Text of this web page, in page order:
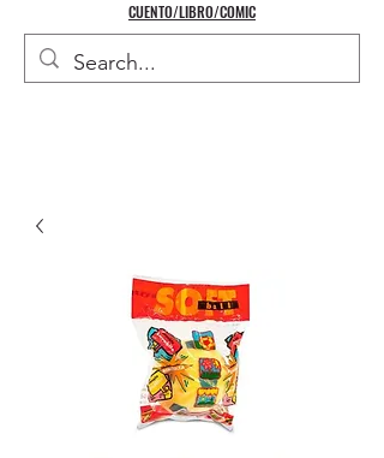
CUENTO/LIBRO/COMIC